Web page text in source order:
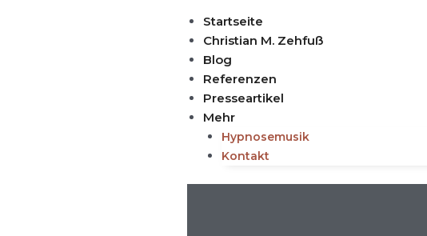
Startseite
Christian M. Zehfuß
Blog
Referenzen
Presseartikel
Mehr
Hypnosemusik
Kontakt